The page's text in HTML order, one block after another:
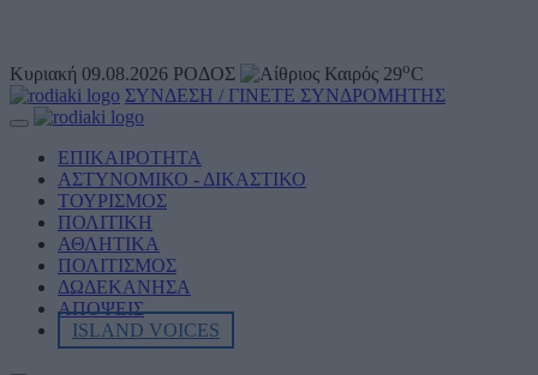
Κυριακή 09.08.2026 ΡΟΔΟΣ 29oC
ΣΥΝΔΕΣΗ / ΓΙΝΕΤΕ ΣΥΝΔΡΟΜΗΤΗΣ
ΕΠΙΚΑΙΡΟΤΗΤΑ
ΑΣΤΥΝΟΜΙΚΟ - ΔΙΚΑΣΤΙΚΟ
ΤΟΥΡΙΣΜΟΣ
ΠΟΛΙΤΙΚΗ
ΑΘΛΗΤΙKA
ΠΟΛΙΤΙΣΜΟΣ
ΔΩΔΕΚΑΝΗΣΑ
ΑΠΟΨΕΙΣ
ISLAND VOICES